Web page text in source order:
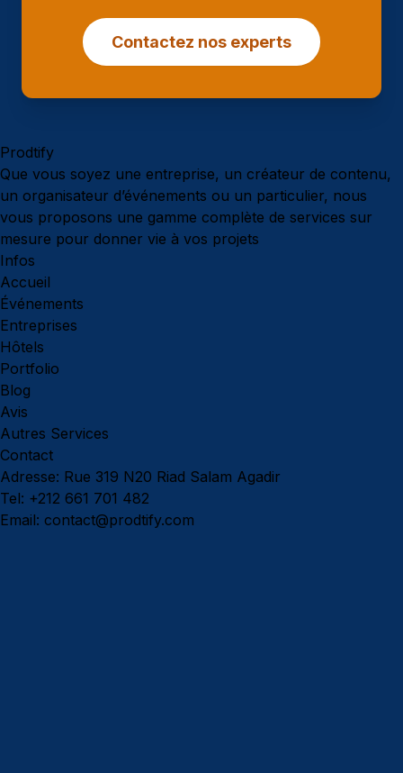
Contactez nos experts
Prodtify
Que vous soyez une entreprise, un créateur de contenu,
un organisateur d’événements ou un particulier, nous
vous proposons une gamme complète de services sur
mesure pour donner vie à vos projets
Infos
Accueil
Événements
Entreprises
Hôtels
Portfolio
Blog
Avis
Autres Services
Contact
Adresse: Rue 319 N20 Riad Salam Agadir
Tel: +212 661 701 482
Email: contact@prodtify.com